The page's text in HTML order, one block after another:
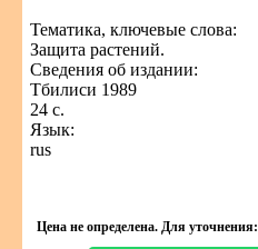
Тематика, ключевые слова:
Защита растений.
Сведения об издании:
Тбилиси 1989
24 с.
Язык:
rus
Цена не определена. Для уточнения: